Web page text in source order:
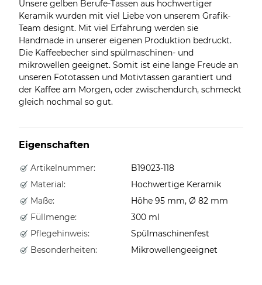
Unsere gelben Berufe-Tassen aus hochwertiger
Keramik wurden mit viel Liebe von unserem Grafik-
Team designt. Mit viel Erfahrung werden sie
Handmade in unserer eigenen Produktion bedruckt.
Die Kaffeebecher sind spülmaschinen- und
mikrowellen geeignet. Somit ist eine lange Freude an
unseren Fototassen und Motivtassen garantiert und
der Kaffee am Morgen, oder zwischendurch, schmeckt
gleich nochmal so gut.
Eigenschaften
Artikelnummer:
B19023-118
Material:
Hochwertige Keramik
Maße:
Höhe 95 mm, Ø 82 mm
Füllmenge:
300 ml
Pflegehinweis:
Spülmaschinenfest
Besonderheiten:
Mikrowellengeeignet